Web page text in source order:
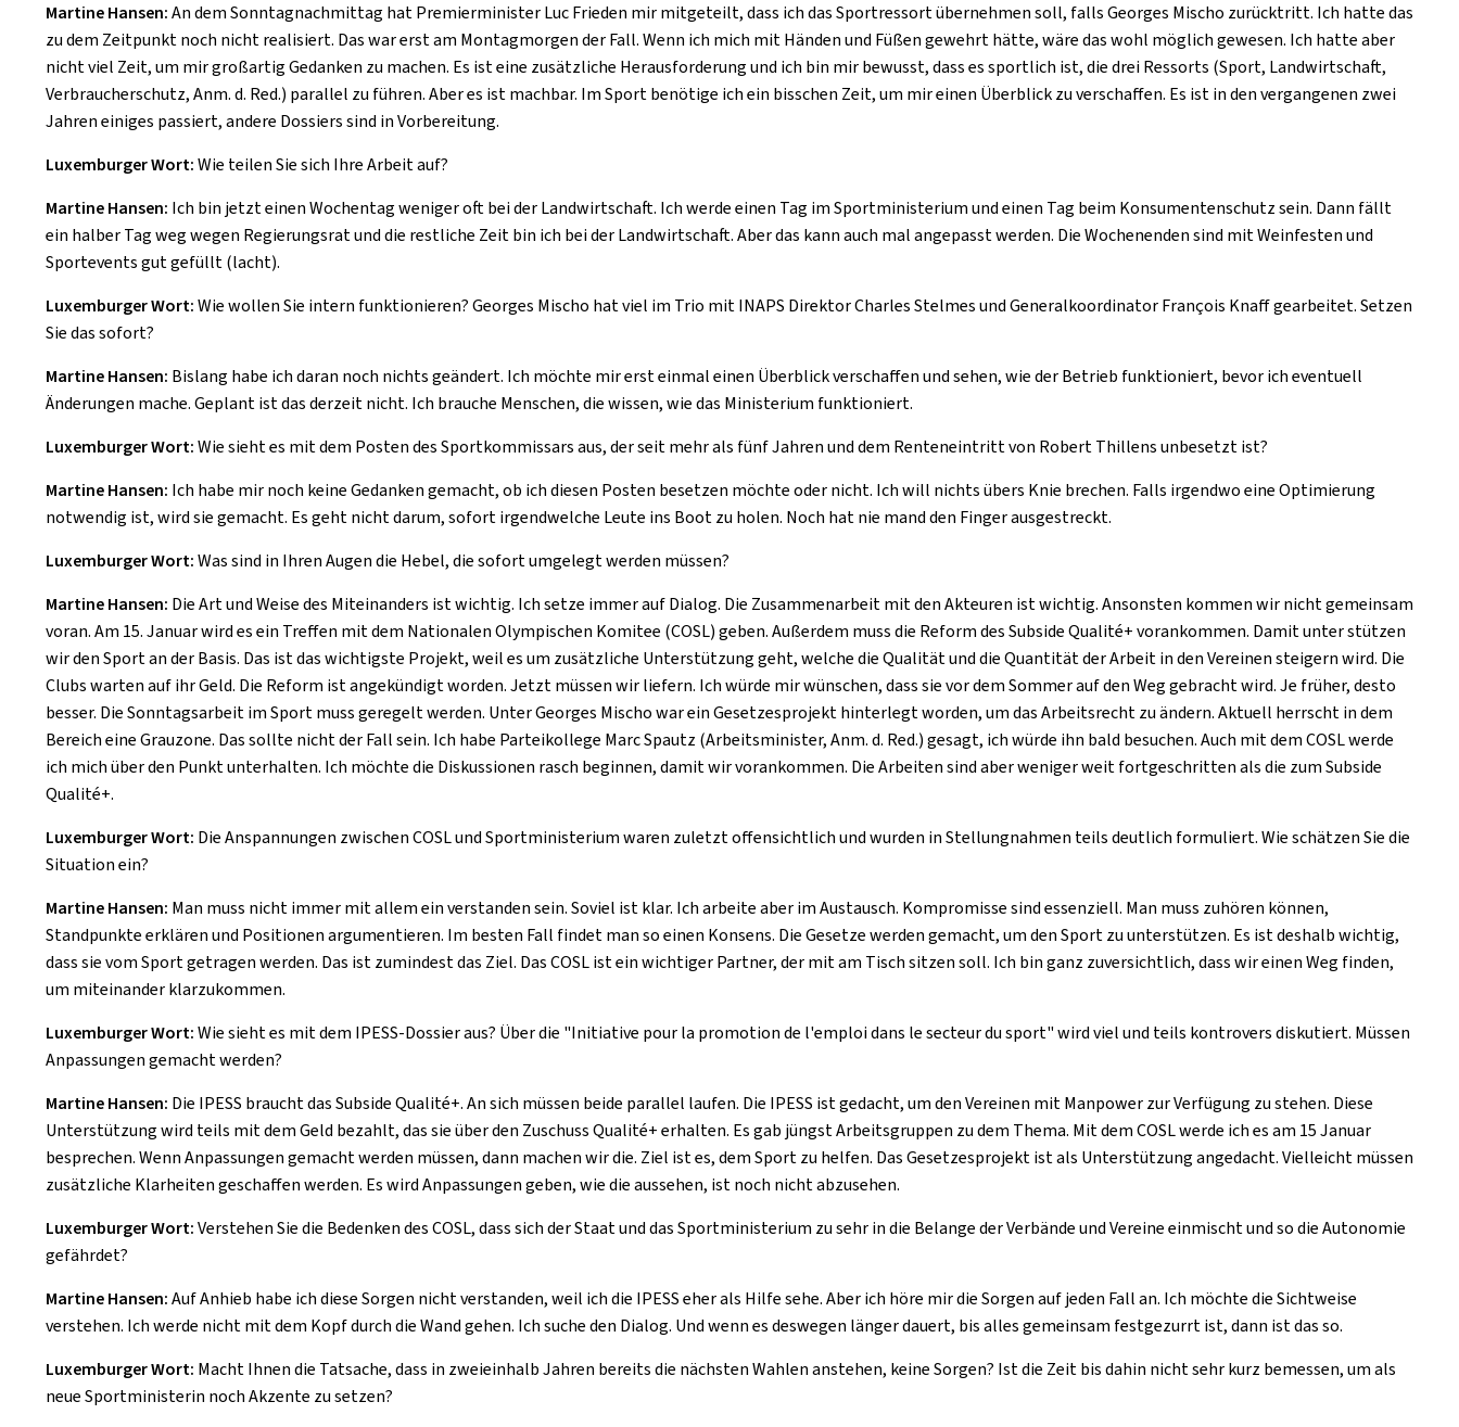
Martine Hansen:An dem Sonntagnachmittag hat Premierminister Luc Frieden mir mitgeteilt, dass ich das Sportressort übernehmen soll, falls Georges Mischo zurücktritt. Ich hatte das
zu dem Zeitpunkt noch nicht realisiert. Das war erst am Montagmorgen der Fall. Wenn ich mich mit Händen und Füßen gewehrt hätte, wäre das wohl möglich gewesen. Ich hatte aber
nicht viel Zeit, um mir großartig Gedanken zu machen. Es ist eine zusätzliche Herausforderung und ich bin mir bewusst, dass es sportlich ist, die drei Ressorts (Sport, Landwirtschaft,
Verbraucherschutz, Anm. d. Red.) parallel zu führen. Aber es ist machbar. Im Sport benötige ich ein bisschen Zeit, um mir einen Überblick zu verschaffen. Es ist in den vergangenen zwei
Jahren einiges passiert, andere Dossiers sind in Vorbereitung.
Luxemburger Wort:Wie teilen Sie sich Ihre Arbeit auf?
Martine Hansen: Ich bin jetzt einen Wochentag weniger oft bei der Landwirtschaft. Ich werde einen Tag im Sportministerium und einen Tag beim Konsumentenschutz sein. Dann fällt
ein halber Tag weg wegen Regierungsrat und die restliche Zeit bin ich bei der Landwirtschaft. Aber das kann auch mal angepasst werden. Die Wochenenden sind mit Weinfesten und
Sportevents gut gefüllt (lacht).
Luxemburger Wort:Wie wollen Sie intern funktionieren? Georges Mischo hat viel im Trio mit INAPS Direktor Charles Stelmes und Generalkoordinator François Knaff gearbeitet. Setzen
Sie das sofort?
Martine Hansen: Bislang habe ich daran noch nichts geändert. Ich möchte mir erst einmal einen Überblick verschaffen und sehen, wie der Betrieb funktioniert, bevor ich eventuell
Änderungen mache. Geplant ist das derzeit nicht. Ich brauche Menschen, die wissen, wie das Ministerium funktioniert.
Luxemburger Wort:Wie sieht es mit dem Posten des Sportkommissars aus, der seit mehr als fünf Jahren und dem Renteneintritt von Robert Thillens unbesetzt ist?
Martine Hansen: Ich habe mir noch keine Gedanken gemacht, ob ich diesen Posten besetzen möchte oder nicht. Ich will nichts übers Knie brechen. Falls irgendwo eine Optimierung
notwendig ist, wird sie gemacht. Es geht nicht darum, sofort irgendwelche Leute ins Boot zu holen. Noch hat nie mand den Finger ausgestreckt.
Luxemburger Wort:Was sind in Ihren Augen die Hebel, die sofort umgelegt werden müssen?
Martine Hansen: Die Art und Weise des Miteinanders ist wichtig. Ich setze immer auf Dialog. Die Zusammenarbeit mit den Akteuren ist wichtig. Ansonsten kommen wir nicht gemeinsam
voran. Am 15. Januar wird es ein Treffen mit dem Nationalen Olympischen Komitee (COSL) geben. Außerdem muss die Reform des Subside Qualité+ vorankommen. Damit unter stützen
wir den Sport an der Basis. Das ist das wichtigste Projekt, weil es um zusätzliche Unterstützung geht, welche die Qualität und die Quantität der Arbeit in den Vereinen steigern wird. Die
Clubs warten auf ihr Geld. Die Reform ist angekündigt worden. Jetzt müssen wir liefern. Ich würde mir wünschen, dass sie vor dem Sommer auf den Weg gebracht wird. Je früher, desto
besser. Die Sonntagsarbeit im Sport muss geregelt werden. Unter Georges Mischo war ein Gesetzesprojekt hinterlegt worden, um das Arbeitsrecht zu ändern. Aktuell herrscht in dem
Bereich eine Grauzone. Das sollte nicht der Fall sein. Ich habe Parteikollege Marc Spautz (Arbeitsminister, Anm. d. Red.) gesagt, ich würde ihn bald besuchen. Auch mit dem COSL werde
ich mich über den Punkt unterhalten. Ich möchte die Diskussionen rasch beginnen, damit wir vorankommen. Die Arbeiten sind aber weniger weit fortgeschritten als die zum Subside
Qualité+.
Luxemburger Wort: Die Anspannungen zwischen COSL und Sportministerium waren zuletzt offensichtlich und wurden in Stellungnahmen teils deutlich formuliert. Wie schätzen Sie die
Situation ein?
Martine Hansen: Man muss nicht immer mit allem ein verstanden sein. Soviel ist klar. Ich arbeite aber im Austausch. Kompromisse sind essenziell. Man muss zuhören können,
Standpunkte erklären und Positionen argumentieren. Im besten Fall findet man so einen Konsens. Die Gesetze werden gemacht, um den Sport zu unterstützen. Es ist deshalb wichtig,
dass sie vom Sport getragen werden. Das ist zumindest das Ziel. Das COSL ist ein wichtiger Partner, der mit am Tisch sitzen soll. Ich bin ganz zuversichtlich, dass wir einen Weg finden,
um miteinander klarzukommen.
Luxemburger Wort:Wie sieht es mit dem IPESS-Dossier aus? Über die "Initiative pour la promotion de l'emploi dans le secteur du sport" wird viel und teils kontrovers diskutiert. Müssen
Anpassungen gemacht werden?
Martine Hansen: Die IPESS braucht das Subside Qualité+. An sich müssen beide parallel laufen. Die IPESS ist gedacht, um den Vereinen mit Manpower zur Verfügung zu stehen. Diese
Unterstützung wird teils mit dem Geld bezahlt, das sie über den Zuschuss Qualité+ erhalten. Es gab jüngst Arbeitsgruppen zu dem Thema. Mit dem COSL werde ich es am 15 Januar
besprechen. Wenn Anpassungen gemacht werden müssen, dann machen wir die. Ziel ist es, dem Sport zu helfen. Das Gesetzesprojekt ist als Unterstützung angedacht. Vielleicht müssen
zusätzliche Klarheiten geschaffen werden. Es wird Anpassungen geben, wie die aussehen, ist noch nicht abzusehen.
Luxemburger Wort:Verstehen Sie die Bedenken des COSL, dass sich der Staat und das Sportministerium zu sehr in die Belange der Verbände und Vereine einmischt und so die Autonomie
gefährdet?
Martine Hansen:Auf Anhieb habe ich diese Sorgen nicht verstanden, weil ich die IPESS eher als Hilfe sehe. Aber ich höre mir die Sorgen auf jeden Fall an. Ich möchte die Sichtweise
verstehen. Ich werde nicht mit dem Kopf durch die Wand gehen. Ich suche den Dialog. Und wenn es deswegen länger dauert, bis alles gemeinsam festgezurrt ist, dann ist das so.
Luxemburger Wort: Macht Ihnen die Tatsache, dass in zweieinhalb Jahren bereits die nächsten Wahlen anstehen, keine Sorgen? Ist die Zeit bis dahin nicht sehr kurz bemessen, um als
neue Sportministerin noch Akzente zu setzen?